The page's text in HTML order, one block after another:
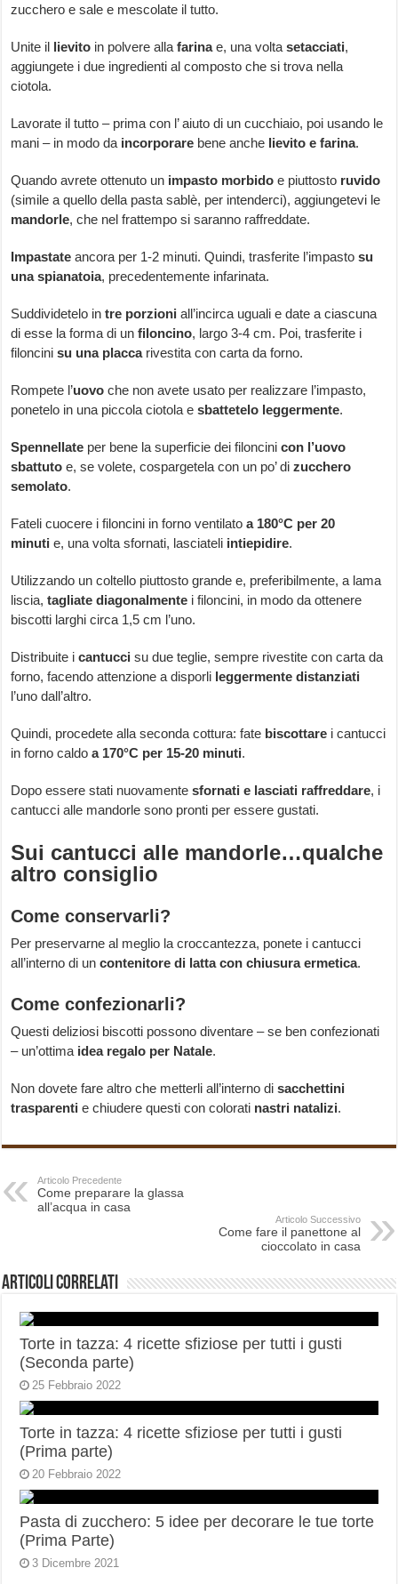
zucchero e sale e mescolate il tutto.
Unite il lievito in polvere alla farinae, una voltasetacciati,
aggiungete i due ingredienti al composto che si trova nella
ciotola.
Lavorate il tutto – prima con l’ aiuto di un cucchiaio, poi usando le
mani – in modo da incorporare bene anche lievito e farina.
Quando avrete ottenuto un impasto morbido e piuttosto ruvido
(simile a quello della pasta sablè, per intenderci), aggiungetevi le
mandorle, che nel frattempo si saranno raffreddate.
Impastate ancora per 1-2 minuti. Quindi, trasferite l’impastosu
una spianatoia, precedentemente infarinata.
Suddividetelo intre porzioni all’incirca uguali e date a ciascuna
di esse la forma di un filoncino, largo 3-4 cm. Poi, trasferite i
filoncini su una placcarivestita con carta da forno.
Rompete l’uovo che non avete usato per realizzare l’impasto,
ponetelo in una piccola ciotola esbattetelo leggermente.
Spennellate per bene la superficie dei filoncinicon l’uovo
sbattuto e, se volete, cospargetela con un po’ dizucchero
semolato.
Fateli cuocere i filoncini in forno ventilatoa 180°C per 20
minutie, una volta sfornati, lasciateli intiepidire.
Utilizzando un coltello piuttosto grande e, preferibilmente, a lama
liscia,tagliate diagonalmente i filoncini, in modo da ottenere
biscotti larghi circa 1,5 cm l’uno.
Distribuite icantuccisu due teglie, sempre rivestite con carta da
forno, facendo attenzione a disporli leggermente distanziati
l’uno dall’altro.
Quindi, procedete alla seconda cottura: fate biscottare i cantucci
in forno caldo a 170°C per 15-20 minuti.
Dopo essere stati nuovamente sfornati e lasciati raffreddare, i
cantucci alle mandorle sono pronti per essere gustati.
Sui cantucci alle mandorle…qualche
altro consiglio
Come conservarli?
Per preservarne al meglio la croccantezza, ponete i cantucci
all’interno di uncontenitore di latta con chiusura ermetica.
Come confezionarli?
Questi deliziosi biscotti possono diventare – se ben confezionati
– un’ottima idea regalo per Natale.
Non dovete fare altro che metterli all’interno disacchettini
trasparenti e chiudere questi con colorati nastri natalizi.
Articolo Precedente
Come preparare la glassa
all’acqua in casa
Articolo Successivo
Come fare il panettone al
cioccolato in casa
Articoli correlati
Torte in tazza: 4 ricette sfiziose per tutti i gusti
(Seconda parte)
25 Febbraio 2022
Torte in tazza: 4 ricette sfiziose per tutti i gusti
(Prima parte)
20 Febbraio 2022
Pasta di zucchero: 5 idee per decorare le tue torte
(Prima Parte)
3 Dicembre 2021